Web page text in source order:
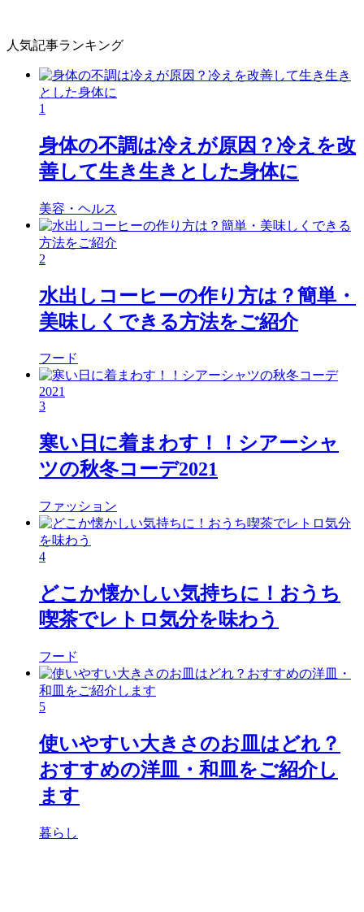
人気記事ランキング
1
身体の不調は冷えが原因？冷えを改
善して生き生きとした身体に
美容・ヘルス
2
水出しコーヒーの作り方は？簡単・
美味しくできる方法をご紹介
フード
3
寒い日に着まわす！！シアーシャ
ツの秋冬コーデ2021
ファッション
4
どこか懐かしい気持ちに！おうち
喫茶でレトロ気分を味わう
フード
5
使いやすい大きさのお皿はどれ？
おすすめの洋皿・和皿をご紹介し
ます
暮らし